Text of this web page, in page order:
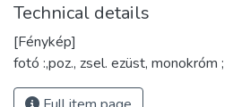
Technical details
[Fénykép]
fotó :,poz., zsel. ezüst, monokróm ;